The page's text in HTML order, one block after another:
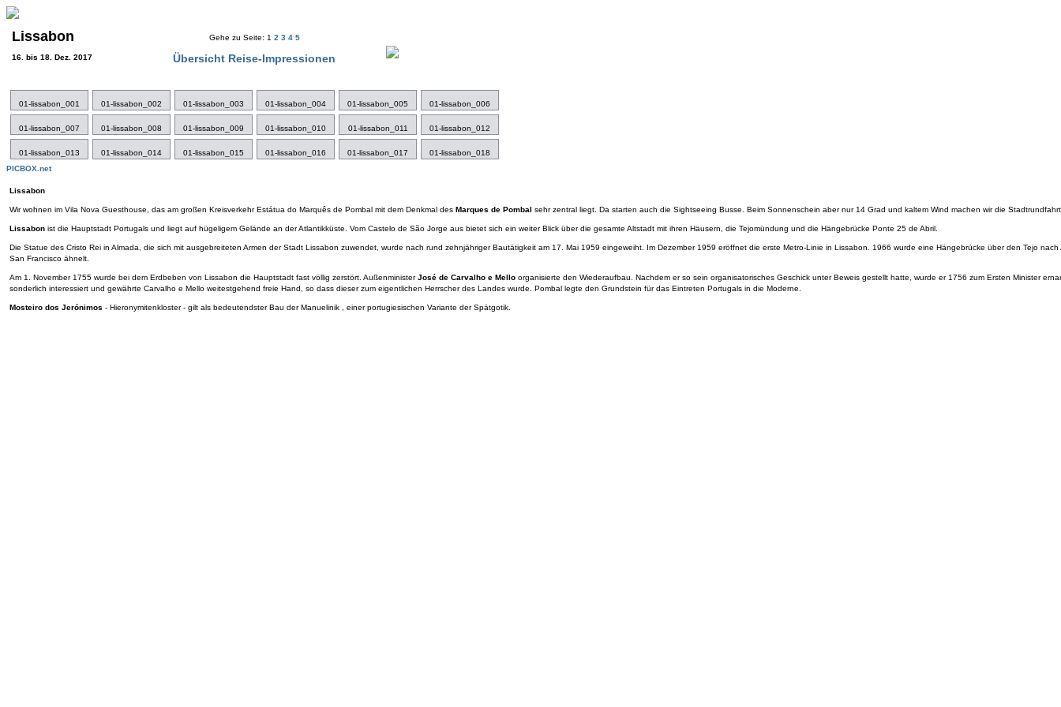
Lissabon
16. bis 18. Dez. 2017
Gehe zu Seite: 1 2 3 4 5
Übersicht Reise-Impressionen
01-lissabon_001 01-lissabon_002 01-lissabon_003 01-lissabon_004 01-lissabon_005 01-lissabon_006
01-lissabon_007 01-lissabon_008 01-lissabon_009 01-lissabon_010 01-lissabon_011 01-lissabon_012
01-lissabon_013 01-lissabon_014 01-lissabon_015 01-lissabon_016 01-lissabon_017
01-lissabon_018
PICBOX.net
Lissabon
Wir wohnen im Vila Nova Guesthouse, das am großen Kreisverkehr Estátua do Marquês de Pombal mit dem Denkmal des Marques de Pombal sehr zentral liegt. Da starten auch die Sightseeing Busse. Beim Sonnenschein aber nur 14 Grad und kaltem Wind machen wir die
Lissabon ist die Hauptstadt Portugals und liegt auf hügeligem Gelände an der Atlantikküste. Vom Castelo de São Jorge aus bietet sich ein weiter Blick über die gesamte Altstadt mit ihren Häusern, die Tejomündung und die Hängebrücke Ponte 25 de Abril.
Die Statue des Cristo Rei in Almada, die sich mit ausgebreiteten Armen der Stadt Lissabon zuwendet, wurde nach rund zehnjähriger Bautätigkeit am 17. Mai 1959 eingeweiht. Im Dezember 1959 eröffnet die erste Metro-Linie in Lissabon. 1966 wurde eine Hängebrücke über den Tejo
San Francisco ähnelt.
Am 1. November 1755 wurde bei dem Erdbeben von Lissabon die Hauptstadt fast völlig zerstört. AußenministerJosé de Carvalho e Mello organisierte den Wiederaufbau. Nachdem er so sein organisatorisches Geschick unter Beweis gestellt hatte, wurde er 1756 zum Ersten Minister
sonderlich interessiert und gewährte Carvalho e Mello weitestgehend freie Hand, so dass dieser zum eigentlichen Herrscher des Landes wurde. Pombal legte den Grundstein für das Eintreten Portugals in die Moderne.
Mosteiro dos Jerónimos - Hieronymitenkloster - gilt als bedeutendster Bau der Manuelinik , einer portugiesischen Variante der Spätgotik.